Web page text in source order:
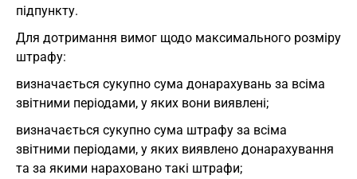
підпункту.
Для дотримання вимог щодо максимального розміру
штрафу:
визначається сукупно сума донарахувань за всіма
звітними періодами, у яких вони виявлені;
визначається сукупно сума штрафу за всіма
звітними періодами, у яких виявлено донарахування
та за якими нараховано такі штрафи;